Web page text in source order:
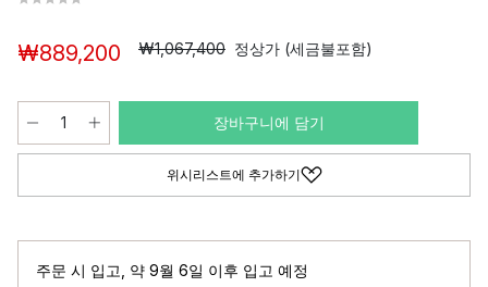
₩889,200 ₩1,067,400 정상가 (세금불포함)
장바구니에 담기
위시리스트에 추가하기
주문 시 입고 약 9월 6일 이후 입고 예정